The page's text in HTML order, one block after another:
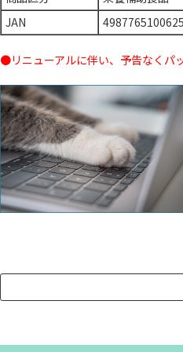
JAN
4987765100625
●リニューアルに伴い、予告なくパ